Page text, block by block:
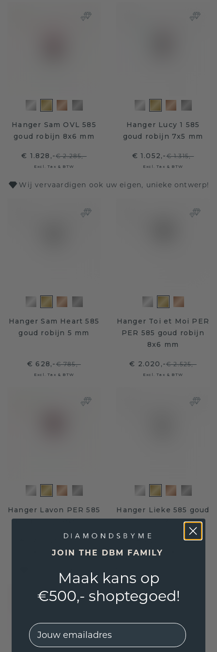
Hanger Sam OVL 585
goud robijn 8x6 mm
€ 1.828,-€ 2.285,-
Excl. Tax & BTW
Hanger Lucy 1 585
goud robijn 7x5 mm
€ 1.052,-€ 1.315,-
Excl. Tax & BTW
Wij vervaardigen ook uw eigen, unieke ontwerp!
Hanger Sam Heart 585
goud robijn 5 mm
€ 628,-€ 785,-
Excl. Tax & BTW
Hanger Toi et Moi PER
PER 585 goud robijn
8x6 mm
€ 2.020,-€ 2.525,-
Excl. Tax & BTW
Hanger Lavon PER 585
goud robijn 8x6 mm
Excl. Tax & BTW
Hanger Lieke 585 goud
robijn 4 mm
€ 420,- € 525,-
Excl. Tax & BTW
JOIN THE DBM FAMILY
Maak kans op
€500,- shoptegoed!
EMail